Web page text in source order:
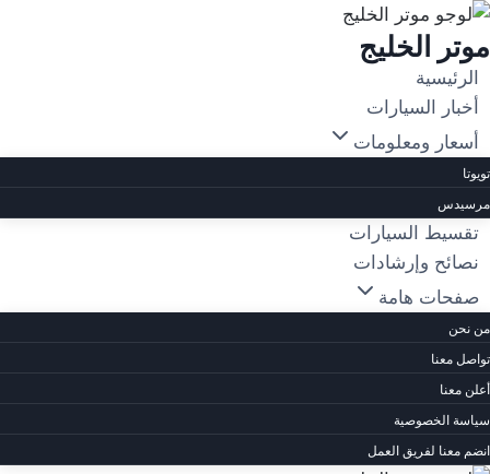
التجاوز
إلى
المحتوى
موتر الخليج
الرئيسية
أخبار السيارات
أسعار ومعلومات
تويوتا
مرسيدس
تقسيط السيارات
نصائح وإرشادات
صفحات هامة
من نحن
تواصل معنا
أعلن معنا
سياسة الخصوصية
انضم معنا لفريق العمل